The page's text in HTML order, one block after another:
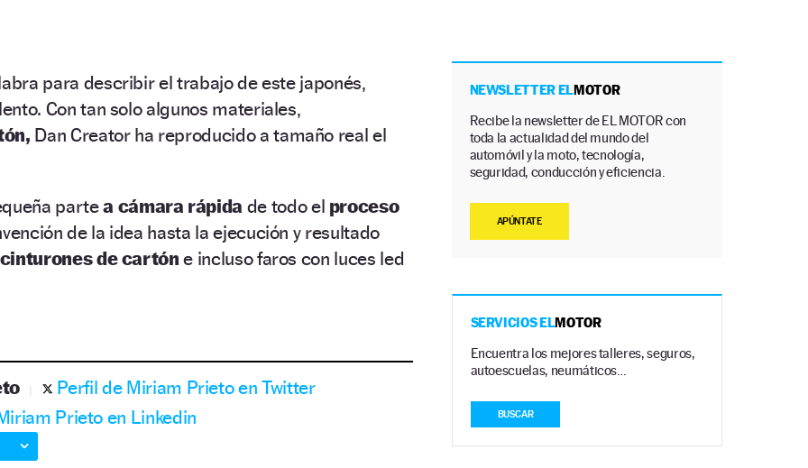
para describir el trabajo de este japonés,
Con tan solo algunos materiales,
Dan Creator ha reproducido a tamaño real el
partea cámara rápida de todo el proceso
de la idea hasta la ejecución y resultado
cinturones de cartón e incluso faros con luces led
Perfil de Miriam Prieto en Twitter
Prieto en Linkedin
NEWSLETTER ELMOTOR
Recibe la newsletter de EL MOTOR con
toda la actualidad del mundo del
automóvil y la moto, tecnología,
seguridad, conducción y eficiencia.
APÚNTATE
SERVICIOS ELMOTOR
Encuentra los mejores talleres, seguros,
autoescuelas, neumáticos…
BUSCAR